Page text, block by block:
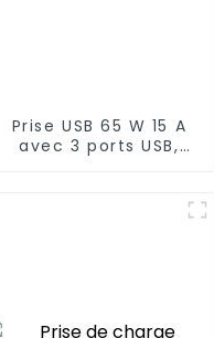
Prise USB 65 W 15 A
avec 3 ports USB,